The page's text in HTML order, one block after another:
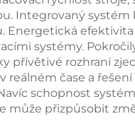
Integrovaný
efektivita
systémy.
přívětivé rozhraní
reálném čase a
schopnost
může přizpůsobit